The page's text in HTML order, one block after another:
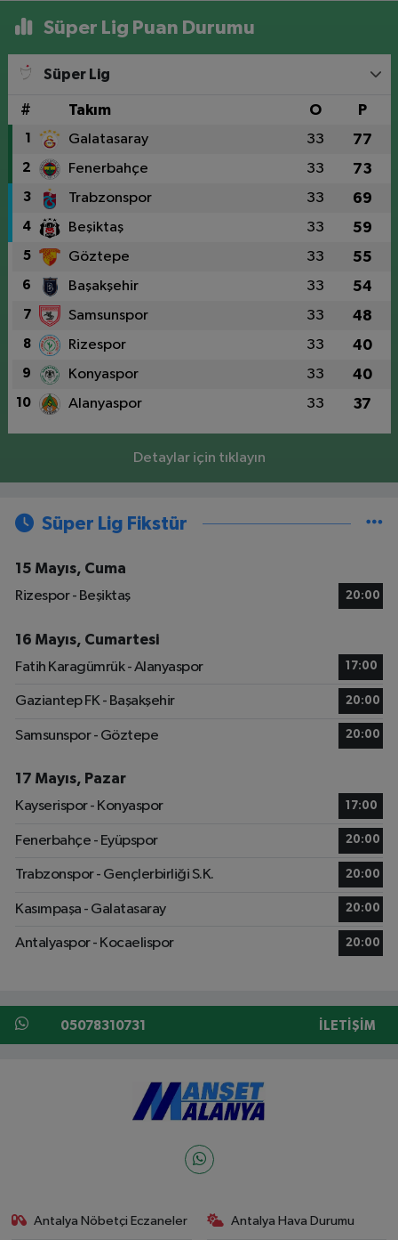
Süper Lig Puan Durumu
Süper Lig
# Takım O P
1 Galatasaray 33 77
2 Fenerbahçe 33 73
3 Trabzonspor 33 69
4 Beşiktaş 33 59
5 Göztepe 33 55
6 Başakşehir 33 54
7 Samsunspor 33 48
8 Rizespor 33 40
9 Konyaspor 33 40
10 Alanyaspor 33 37
Detaylar için tıklayın
Süper Lig Fikstür
15 Mayıs, Cuma
Rizespor - Beşiktaş
20:00
16 Mayıs, Cumartesi
Fatih Karagümrük - Alanyaspor
17:00
Gaziantep FK - Başakşehir 20:00
Samsunspor - Göztepe 20:00
17 Mayıs, Pazar
Kayserispor - Konyaspor
17:00
Fenerbahçe - Eyüpspor 20:00
Trabzonspor - Gençlerbirliği S.K. 20:00
Kasımpaşa - Galatasaray 20:00
Antalyaspor - Kocaelispor 20:00
05078310731 İLETIŞIM
Antalya Nöbetçi Eczaneler Antalya Hava Durumu